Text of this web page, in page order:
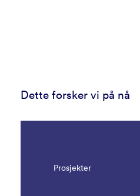
Dette forsker vi på nå
Prosjekter